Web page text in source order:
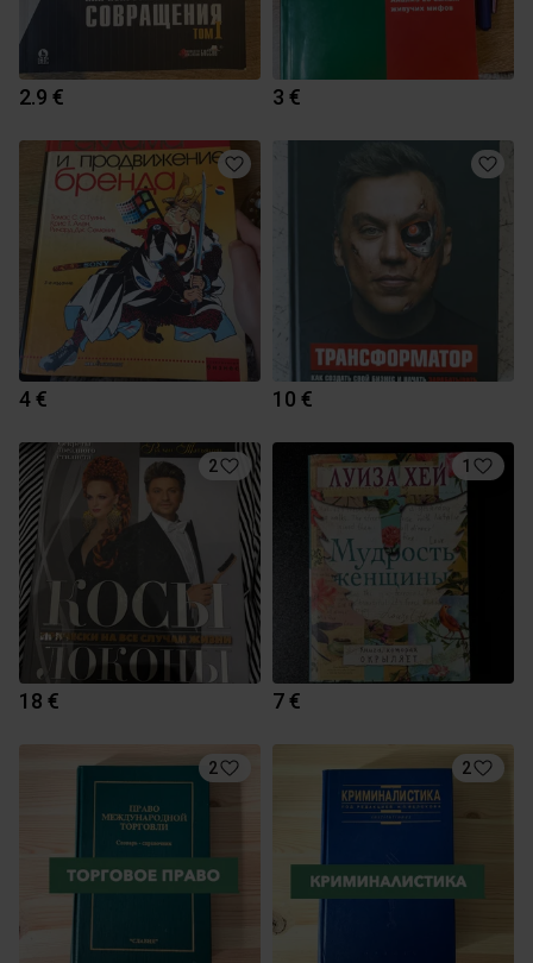
2.9 € 3 €
4 € 10 €
2
18 €
1
7 €
2 2